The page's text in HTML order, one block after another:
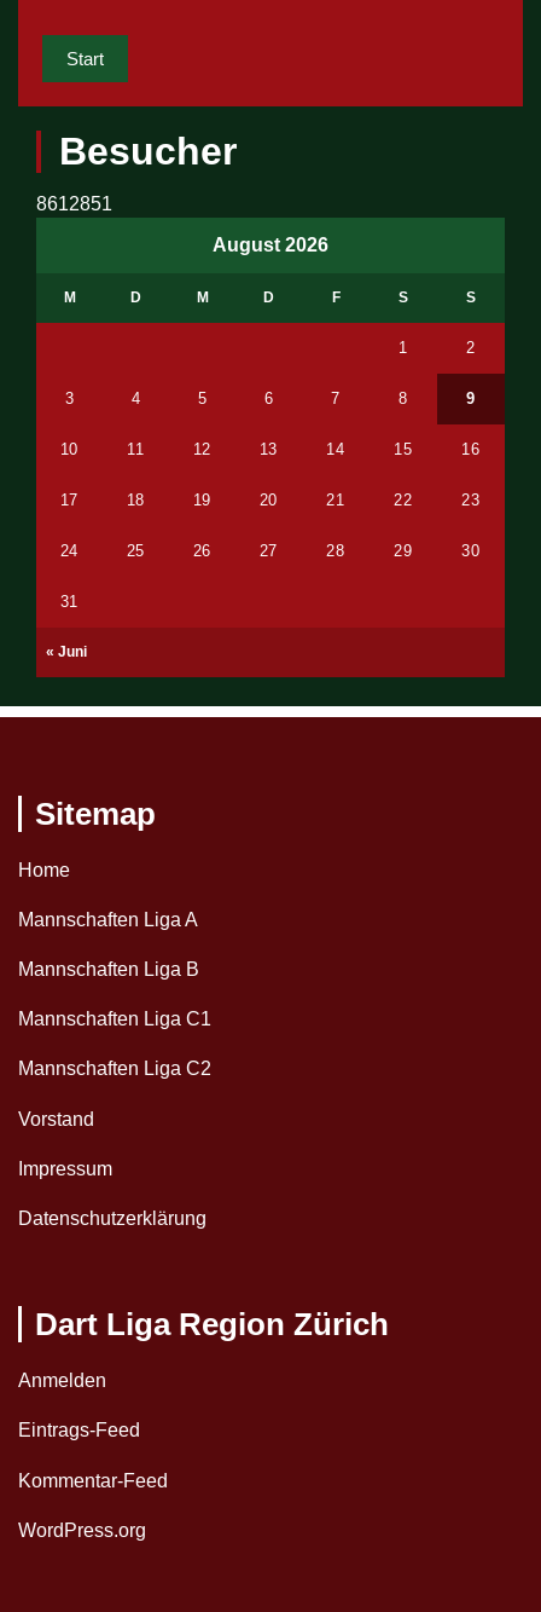
Start
Besucher
8612851
August 2026
M D M D F S S
« Juni
1 2
3 4 5 6 7 8 9
10 11 12 13 14 15 16
17 18 19 20 21 22 23
24 25 26 27 28 29 30
31
Sitemap
Home
Mannschaften Liga A
Mannschaften Liga B
Mannschaften Liga C1
Mannschaften Liga C2
Vorstand
Impressum
Datenschutzerklärung
Dart Liga Region Zürich
Anmelden
Eintrags-Feed
Kommentar-Feed
WordPress.org